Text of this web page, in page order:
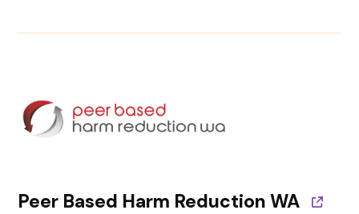
Peer Based Harm Reduction WA